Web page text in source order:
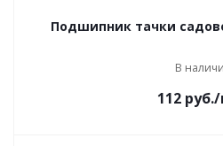
Подшипник тачки
В
112руб./